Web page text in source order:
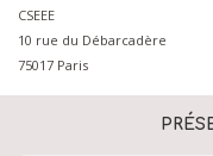
CSEEE
10 rue du Débarcadère
75017 Paris